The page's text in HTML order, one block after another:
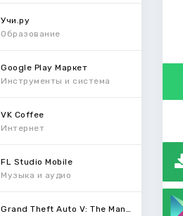
Учи.ру
Образование
Google Play Маркет
Инструменты и система
VK Coffee
Интернет
FL Studio Mobile
Музыка и аудио